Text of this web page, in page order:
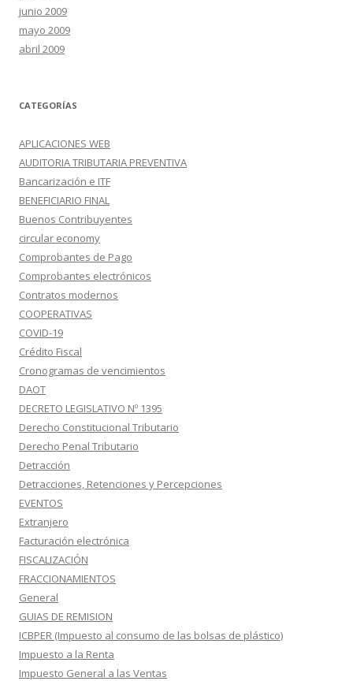
junio 2009
mayo 2009
abril 2009
CATEGORÍAS
APLICACIONES WEB
AUDITORIA TRIBUTARIA PREVENTIVA
Bancarización e ITF
BENEFICIARIO FINAL
Buenos Contribuyentes
circular economy
Comprobantes de Pago
Comprobantes electrónicos
Contratos modernos
COOPERATIVAS
COVID-19
Crédito Fiscal
Cronogramas de vencimientos
DAOT
DECRETO LEGISLATIVO Nº 1395
Derecho Constitucional Tributario
Derecho Penal Tributario
Detracción
Detracciones, Retenciones y Percepciones
EVENTOS
Extranjero
Facturación electrónica
FISCALIZACIÓN
FRACCIONAMIENTOS
General
GUIAS DE REMISION
ICBPER (Impuesto al consumo de las bolsas de plástico)
Impuesto a la Renta
Impuesto General a las Ventas